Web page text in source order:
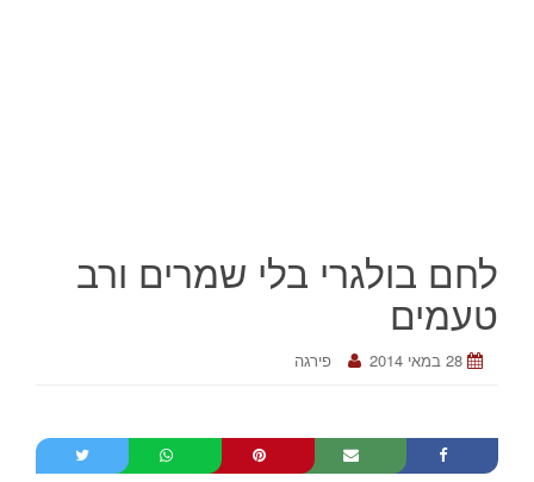
לחם בולגרי בלי שמרים ורב
טעמים
28 במאי 2014 פירגה